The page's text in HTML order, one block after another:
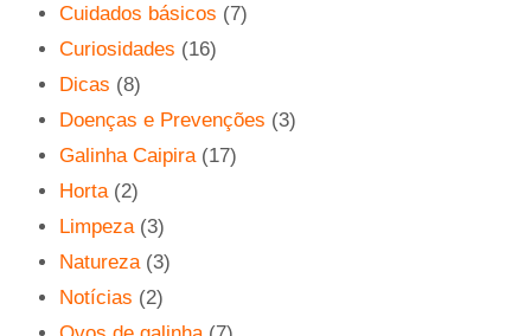
Cuidados básicos (7)
Curiosidades (16)
Dicas (8)
Doenças e Prevenções (3)
Galinha Caipira (17)
Horta (2)
Limpeza (3)
Natureza (3)
Notícias (2)